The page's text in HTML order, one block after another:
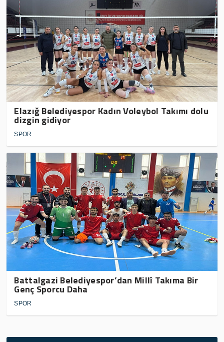
Elazığ Belediyespor Kadın Voleybol Takımı dolu
dizgin gidiyor
SPOR
Battalgazi Belediyespor’dan Millî Takıma Bir
Genç Sporcu Daha
SPOR